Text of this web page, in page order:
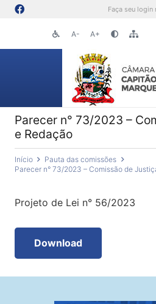
Faça seu login
A- A+
Parecer n° 73/2023 –
e Redação
Início
Pauta das comissões
Parecer n° 73/2023 – Comissão de
Projeto de Lei n° 56/2023
Download